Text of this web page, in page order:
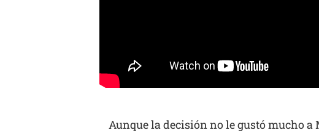
Aunque la decisión no le gustó mucho